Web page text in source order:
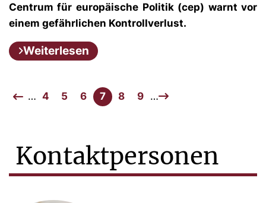
Centrum für europäische Politik (cep) warnt vor
einem gefährlichen Kontrollverlust.
Weiterlesen
… 4 5 6 7 8 9 …
Kontaktpersonen